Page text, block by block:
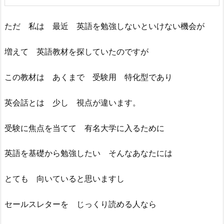
ただ 私は 最近 英語を勉強しないといけない機会が
増えて 英語教材を探していたのですが
この教材は あくまで 受験用 特化型であり
英会話とは 少し 視点が違います。
受験に焦点を当てて 有名大学に入るために
英語を基礎から勉強したい そんなあなたには
とても 向いていると思いますし
セールスレターを じっくり読める人なら